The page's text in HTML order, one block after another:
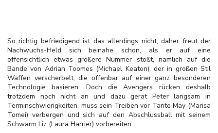
So richtig befriedigend ist das allerdings nicht, daher freut der
Nachwuchs-Held sich beinahe schon, als er auf eine
offensichtlich etwas größere Nummer stößt, nämlich auf die
Bande von Adrian Toomes (Michael Keaton), der in großen Stil
Waffen verscherbelt, die offenbar auf einer ganz besonderen
Technologie basieren. Doch die Avengers rücken deshalb
trotzdem noch nicht an und dazu gerät Peter langsam in
Terminschwierigkeiten, muss sein Treiben vor Tante May (Marisa
Tomei) verbergen und sich auf den Abschlussball mit seinem
Schwarm Liz (Laura Harrier) vorbereiten.